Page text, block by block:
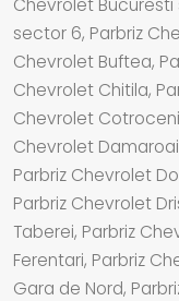
sector 6, Parbriz
Chevrolet Buftea,
Chevrolet Chitila,
Chevrolet
Chevrolet
Parbriz Chevrolet
Parbriz Chevrolet
Taberei, Parbriz
Ferentari, Parbriz
Gara de Nord,